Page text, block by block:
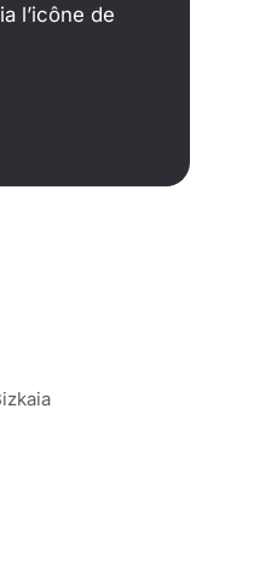
l’icône de